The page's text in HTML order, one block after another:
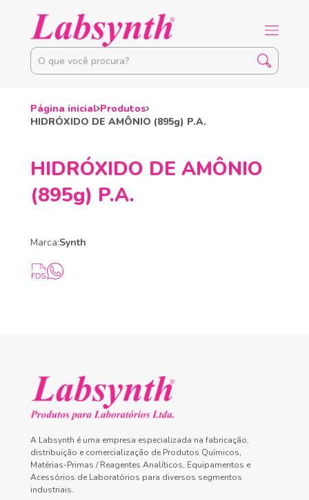
Página inicial Produtos
HIDRÓXIDO DE AMÔNIO (895g) P.A.
HIDRÓXIDO DE AMÔNIO
(895g) P.A.
Marca:Synth
A Labsynth é uma empresa especializada na fabricação,
distribuição e comercialização de Produtos Químicos,
Matérias-Primas / Reagentes Analíticos, Equipamentos e
Acessórios de Laboratórios para diversos segmentos
industriais.